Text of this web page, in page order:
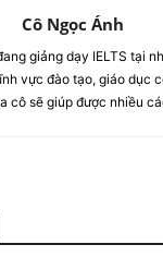
Cô Ngọc Ánh
giảng dạy IELTS tại
vực đào tạo, giáo dục
cô sẽ giúp được nhiều